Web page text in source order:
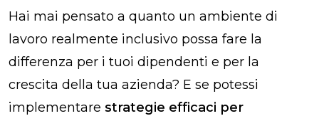
Hai mai pensato a quanto un ambiente di
lavoro realmente inclusivo possa fare la
differenza per i tuoi dipendenti e per la
crescita della tua azienda? E se potessi
implementare strategie efficaci per